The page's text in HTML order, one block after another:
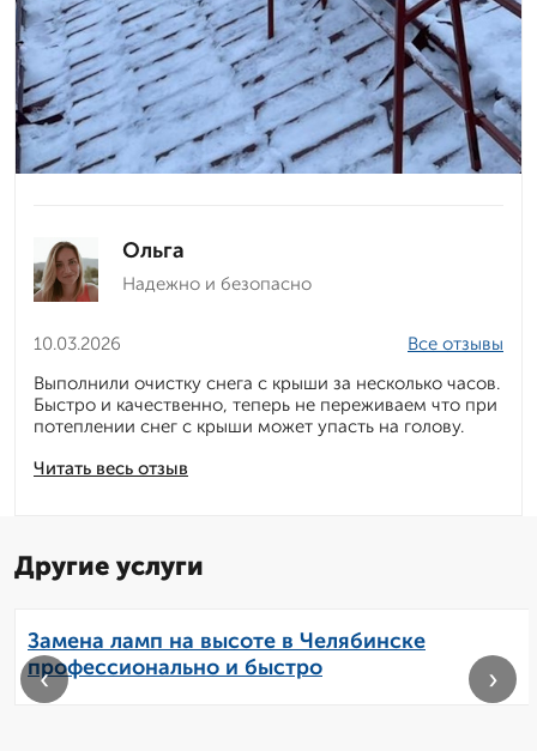
Ольга
Надежно и безопасно
10.03.2026
Читать весь отзыв
Все отзывы
Выполнили очистку снега с крыши за несколько часов.
Быстро и качественно, теперь не переживаем что при
потеплении снег с крыши может упасть на голову.
Другие услуги
Замена ламп на высоте в Челябинске
профессионально и быстро
‹ ›